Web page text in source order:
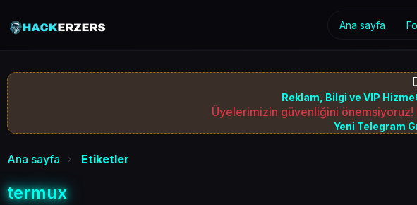
Ana sayfa
Reklam, Bilgi ve VIP
Üyelerimizin güvenliğini önemsiyoruz!
Yeni Telegram
Ana sayfa Etiketler
termux